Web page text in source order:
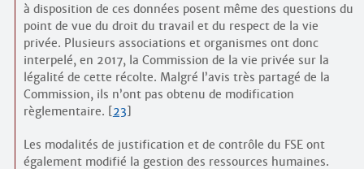
à disposition de ces données posent même des questions du
point de vue du droit du travail et du respect de la vie
privée. Plusieurs associations et organismes ont donc
interpelé, en 2017, la Commission de la vie privée sur la
légalité de cette récolte. Malgré l’avis très partagé de la
Commission, ils n’ont pas obtenu de modification
règlementaire. [23]
Les modalités de justification et de contrôle du FSE ont
également modifié la gestion des ressources humaines.